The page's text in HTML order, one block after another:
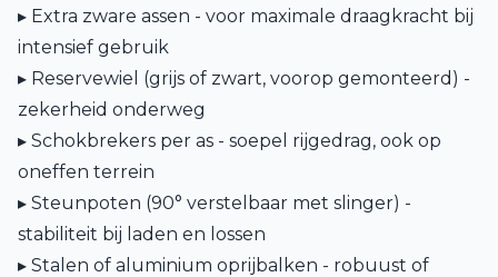
▸ Extra zware assen - voor maximale draagkracht bij
intensief gebruik
▸ Reservewiel (grijs of zwart, voorop gemonteerd) -
zekerheid onderweg
▸ Schokbrekers per as - soepel rijgedrag, ook op
oneffen terrein
▸ Steunpoten (90° verstelbaar met slinger) -
stabiliteit bij laden en lossen
▸ Stalen of aluminium oprijbalken - robuust of